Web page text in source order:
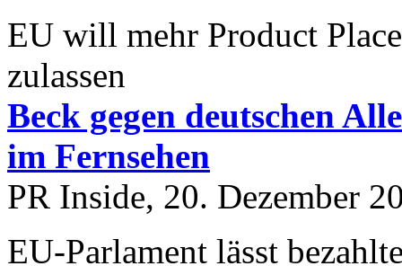
EU will mehr Product
zulassen
Beck gegen deutschen
im Fernsehen
PR Inside, 20. Dezember
EU-Parlament lässt